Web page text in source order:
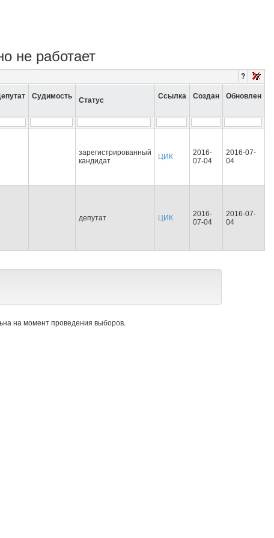
не работает
?
Судимость Статус Ссылка Создан Обновлен
зарегистрированный
кандидат
ЦИК
2016-
07-04
2016-07-
04
депутат ЦИК
2016-
07-04
2016-07-
04
на момент проведения выборов.